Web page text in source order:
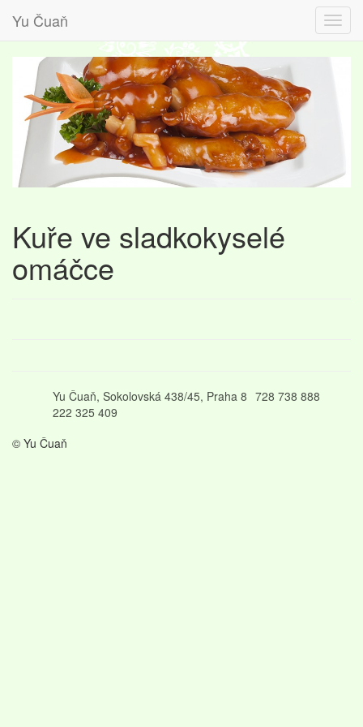
Yu Čuaň
Kuře ve sladkokyselé
omáčce
Yu Čuaň, Sokolovská 438/45, Praha 8 728 738 888
222 325 409
© Yu Čuaň